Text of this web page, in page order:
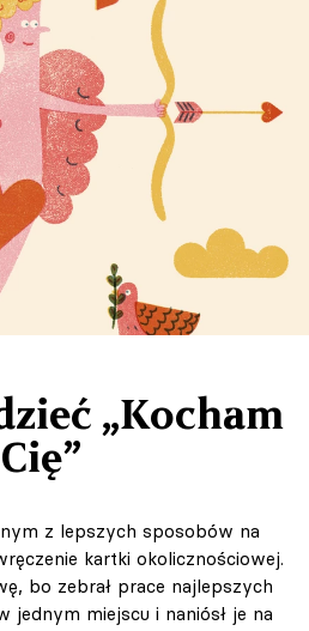
„Kocham
Cię”
z lepszych sposobów na
kartki okolicznościowej.
bo zebrał prace najlepszych
jednym miejscu i naniósł je na